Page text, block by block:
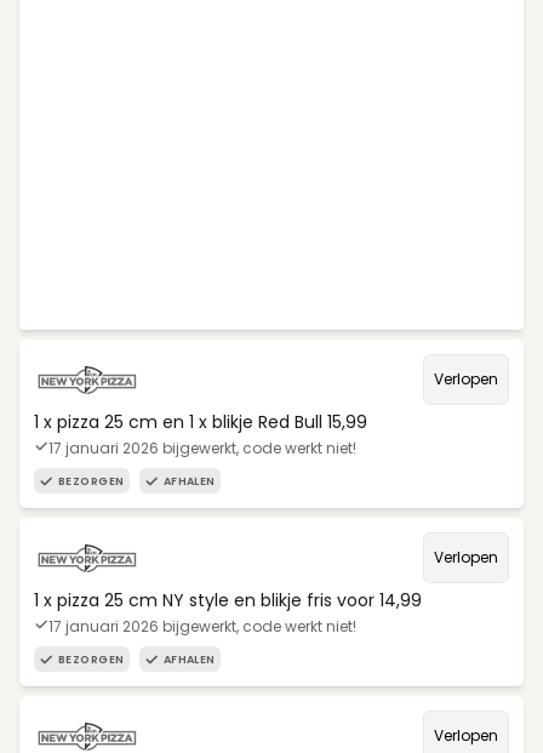
Verlopen
1 x pizza 25 cm en 1 x blikje Red Bull 15,99
17 januari 2026 bijgewerkt, code werkt niet!
BEZORGEN AFHALEN
Verlopen
1 x pizza 25 cm NY style en blikje fris voor 14,99
17 januari 2026 bijgewerkt, code werkt niet!
BEZORGEN AFHALEN
Verlopen